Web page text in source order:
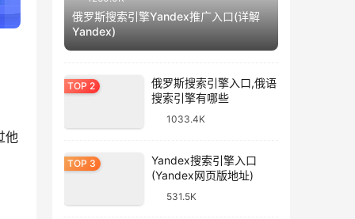
他
俄罗斯搜索引擎Yandex推广入口(详解
Yandex)
俄罗斯搜索引擎入口,俄语
搜索引擎有哪些
1033.4K
Yandex搜索引擎入口
(Yandex网页版地址)
531.5K